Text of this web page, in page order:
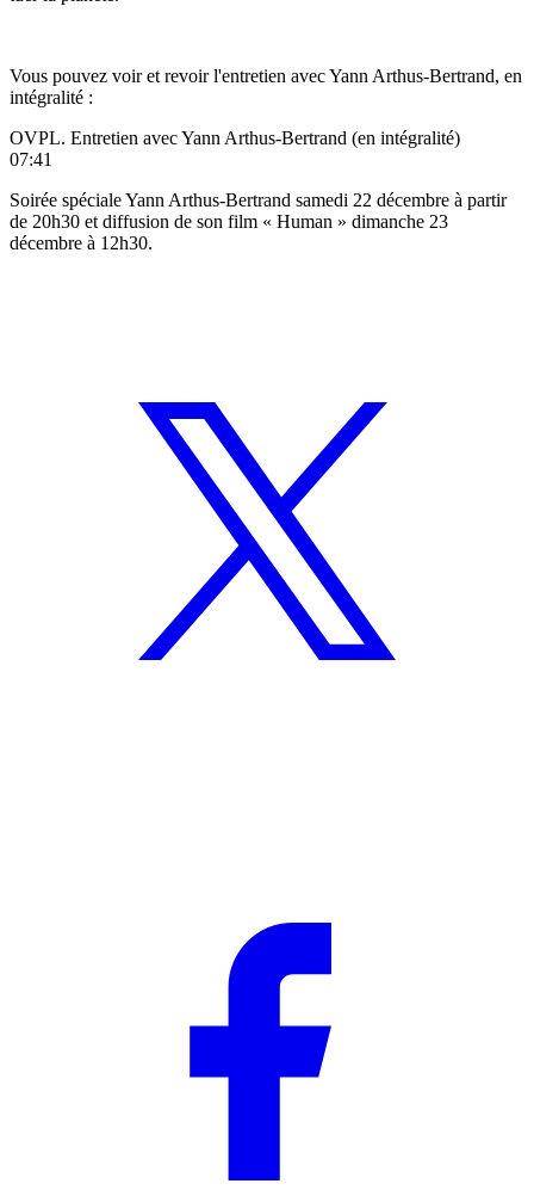
Vous pouvez voir et revoir l'entretien avecYann Arthus-Bertrand, en
intégralité :
OVPL. Entretien avec Yann Arthus-Bertrand (en intégralité)
07:41
Soirée spéciale Yann Arthus-Bertrand samedi 22 décembre à partir
de 20h30 et diffusion de son film « Human » dimanche 23
décembre à 12h30.